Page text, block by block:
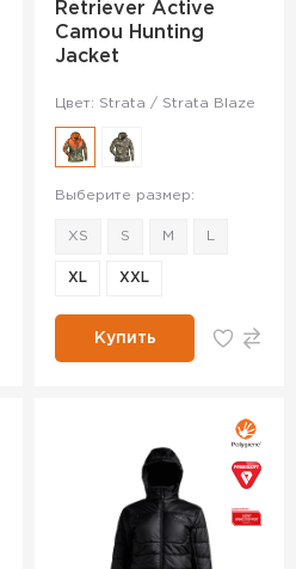
Retriever Active
Camou Hunting
Jacket
Цвет: Strata / Strata Blaze
Выберите размер:
XS S M
XL XXL
Купить